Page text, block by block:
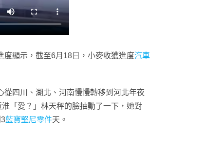
度顯示，截至6月18日，小麥收獲進度汽車
從四川、湖北、河南慢慢轉移到河北年夜
「愛？」林天秤的臉抽動了一下，她對
藍寶堅尼零件天。